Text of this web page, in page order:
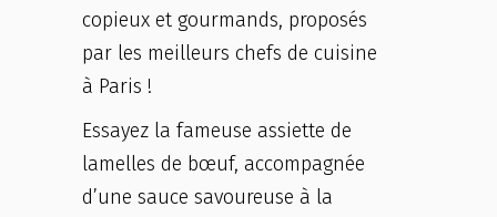
copieux et gourmands, proposés
par les meilleurs chefs de cuisine
à Paris !
Essayez la fameuse assiette de
lamelles de bœuf, accompagnée
d’une sauce savoureuse à la